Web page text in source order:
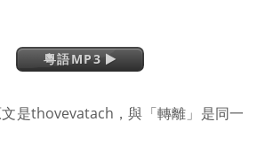
粵語MP3
文是thovevatach，與「轉離」是同一